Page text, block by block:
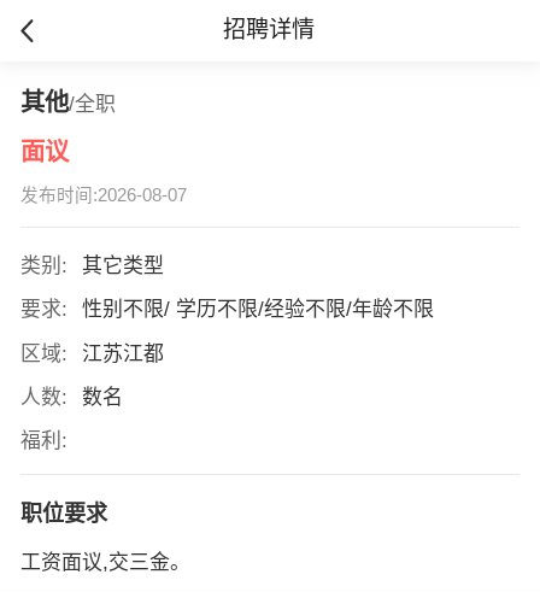
招聘详情
其他/全职
面议
发布时间:2026-08-07
类别:
其它类型
要求:
性别不限/ 学历不限/经验不限/年龄不限
区域:
江苏江都
人数:
数名
福利:
职位要求
工资面议,交三金。